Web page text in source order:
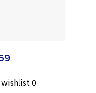
wishlist0